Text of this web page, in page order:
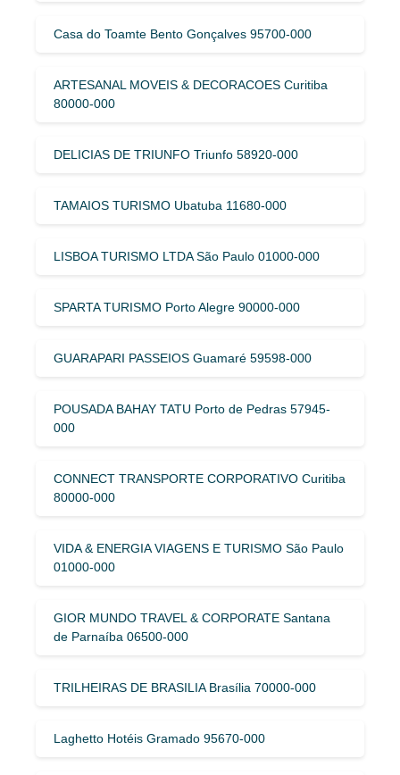
Casa do Toamte Bento Gonçalves 95700-000
ARTESANAL MOVEIS & DECORACOES Curitiba
80000-000
DELICIAS DE TRIUNFO Triunfo 58920-000
TAMAIOS TURISMO Ubatuba 11680-000
LISBOA TURISMO LTDA São Paulo 01000-000
SPARTA TURISMO Porto Alegre 90000-000
GUARAPARI PASSEIOS Guamaré 59598-000
POUSADA BAHAY TATU Porto de Pedras 57945-
000
CONNECT TRANSPORTE CORPORATIVO Curitiba
80000-000
VIDA & ENERGIA VIAGENS E TURISMO São Paulo
01000-000
GIOR MUNDO TRAVEL & CORPORATE Santana
de Parnaíba 06500-000
TRILHEIRAS DE BRASILIA Brasília 70000-000
Laghetto Hotéis Gramado 95670-000